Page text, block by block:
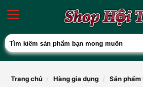
Trang chủ Hàng gia dụng Sản